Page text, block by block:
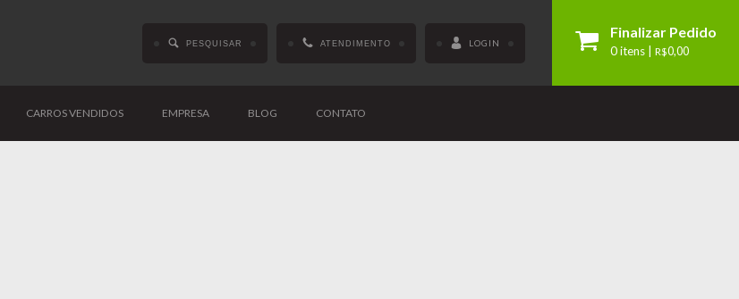
Finalizar Pedido
0 itens | R$0,00
PESQUISAR ATENDIMENTO LOGIN
CARROS VENDIDOS EMPRESA BLOG CONTATO